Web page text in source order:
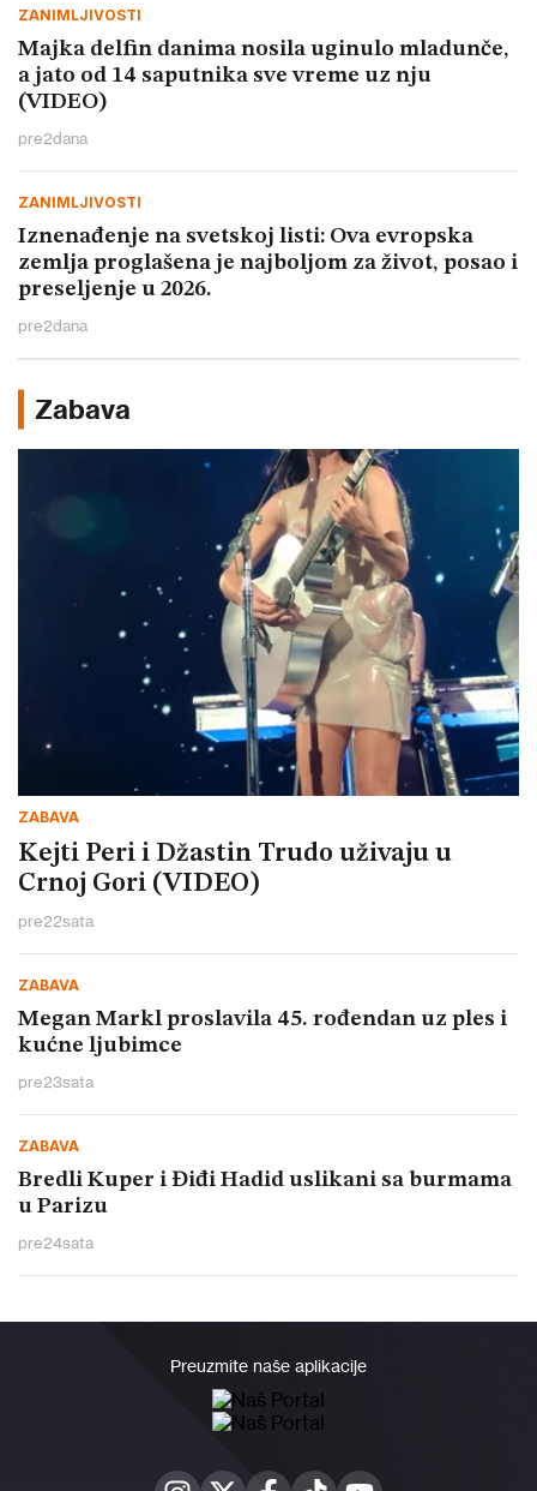
ZANIMLJIVOSTI
Majka delfin danima nosila uginulo mladunče,
a jato od 14 saputnika sve vreme uz nju
(VIDEO)
pre2dana
ZANIMLJIVOSTI
Iznenađenje na svetskoj listi: Ova evropska
zemlja proglašena je najboljom za život, posao i
preseljenje u 2026.
pre2dana
Zabava
ZABAVA
Kejti Peri i Džastin Trudo uživaju u
Crnoj Gori (VIDEO)
pre22sata
ZABAVA
Megan Markl proslavila 45. rođendan uz ples i
kućne ljubimce
pre23sata
ZABAVA
Bredli Kuper i Điđi Hadid uslikani sa burmama
u Parizu
pre24sata
Preuzmite naše aplikacije